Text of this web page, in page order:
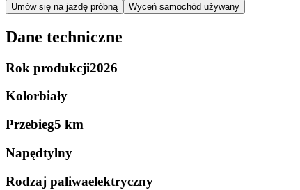
Umów się na jazdę próbną
Wyceń samochód używany
Dane techniczne
Rok produkcji2026
Kolorbiały
Przebieg5 km
Napędtylny
Rodzaj paliwaelektryczny